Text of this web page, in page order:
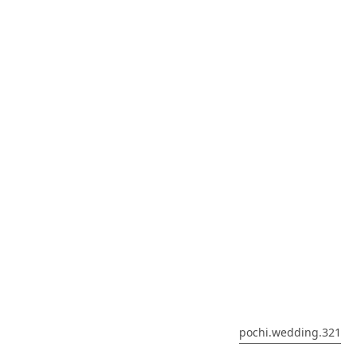
pochi.wedding.321